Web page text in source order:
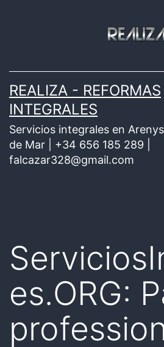
REALIZA - REFORMAS
INTEGRALES
Servicios integrales en Arenys
de Mar | +34 656 185 289 |
falcazar328@gmail.com
es.ORG: